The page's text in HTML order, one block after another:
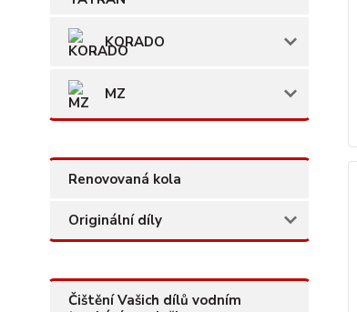
KORADO
MZ
Renovovaná kola
Originální díly
Čištění Vašich dílů vodním